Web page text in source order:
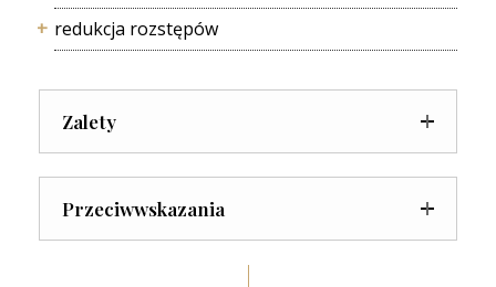
redukcja rozstępów
Zalety
Przeciwwskazania